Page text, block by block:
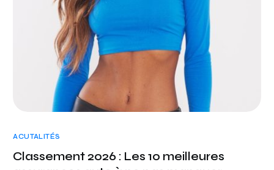
ACUTALITÉS
Classement 2026 : Les 10 meilleures